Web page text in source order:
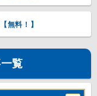
無料！】
覧